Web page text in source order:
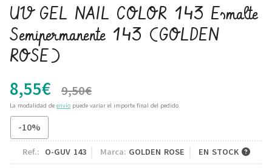
UV GEL NAIL COLOR 143 Esmalte
Semipermanente 143 (GOLDEN
ROSE)
8,55€ 9,50€
La modalidad de envío puede variar el importe final del pedido.
-10%
Ref.: O-GUV 143 Marca: GOLDEN ROSE EN STOCK